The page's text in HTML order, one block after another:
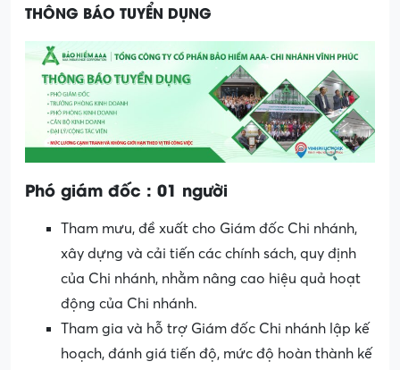
THÔNG BÁO TUYỂN DỤNG
Phó giám đốc : 01 người
Tham mưu, đề xuất cho Giám đốc Chi nhánh,
xây dựng và cải tiến các chính sách, quy định
của Chi nhánh, nhằm nâng cao hiệu quả hoạt
động của Chi nhánh.
Tham gia và hỗ trợ Giám đốc Chi nhánh lập kế
hoạch, đánh giá tiến độ, mức độ hoàn thành kế